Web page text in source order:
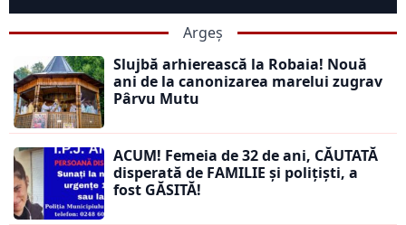
Argeș
Slujbă arhierească la Robaia! Nouă
ani de la canonizarea marelui zugrav
Pârvu Mutu
ACUM! Femeia de 32 de ani, CĂUTATĂ
disperată de FAMILIE și polițiști, a
fost GĂSITĂ!